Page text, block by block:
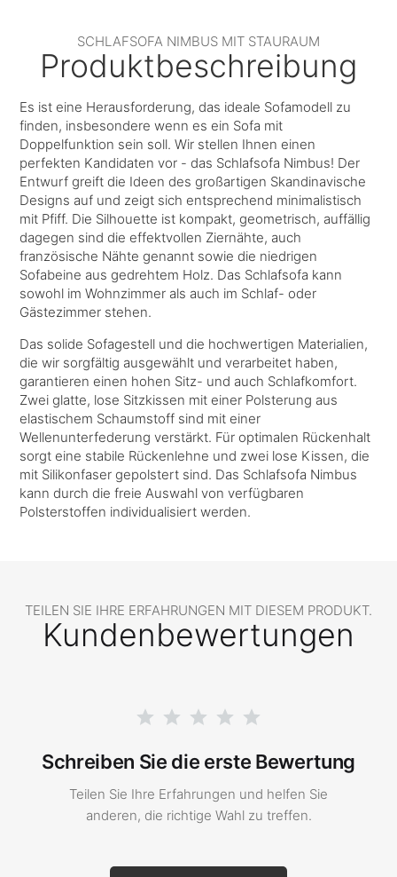
SCHLAFSOFA NIMBUS MIT STAURAUM
Produktbeschreibung
Es ist eine Herausforderung, das ideale Sofamodell zu
finden, insbesondere wenn es ein Sofa mit
Doppelfunktion sein soll. Wir stellen Ihnen einen
perfekten Kandidaten vor - das Schlafsofa Nimbus! Der
Entwurf greift die Ideen des großartigen Skandinavische
Designs auf und zeigt sich entsprechend minimalistisch
mit Pfiff. Die Silhouette ist kompakt, geometrisch, auffällig
dagegen sind die effektvollen Ziernähte, auch
französische Nähte genannt sowie die niedrigen
Sofabeine aus gedrehtem Holz. Das Schlafsofa kann
sowohl im Wohnzimmer als auch im Schlaf- oder
Gästezimmer stehen.
Das solide Sofagestell und die hochwertigen Materialien,
die wir sorgfältig ausgewählt und verarbeitet haben,
garantieren einen hohen Sitz- und auch Schlafkomfort.
Zwei glatte, lose Sitzkissen mit einer Polsterung aus
elastischem Schaumstoff sind mit einer
Wellenunterfederung verstärkt. Für optimalen Rückenhalt
sorgt eine stabile Rückenlehne und zwei lose Kissen, die
mit Silikonfaser gepolstert sind. Das Schlafsofa Nimbus
kann durch die freie Auswahl von verfügbaren
Polsterstoffen individualisiert werden.
TEILEN SIE IHRE ERFAHRUNGEN MIT DIESEM PRODUKT.
Kundenbewertungen
Schreiben Sie die erste Bewertung
Teilen Sie Ihre Erfahrungen und helfen Sie
anderen, die richtige Wahl zu treffen.